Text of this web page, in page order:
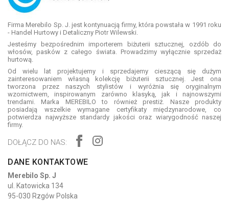
Firma Merebilo Sp. J. jest kontynuacją firmy, która powstała w 1991 roku
- Handel Hurtowy i Detaliczny Piotr Wilewski.
Jesteśmy bezpośrednim importerem biżuterii sztucznej, ozdób do
włosów, pasków z całego świata. Prowadzimy wyłącznie sprzedaż
hurtową.
Od wielu lat projektujemy i sprzedajemy cieszącą się dużym
zainteresowaniem własną kolekcję biżuterii sztucznej. Jest ona
tworzona przez naszych stylistów i wyróżnia się oryginalnym
wzornictwem, inspirowanym zarówno klasyką, jak i najnowszymi
trendami. Marka MEREBILO to również prestiż. Nasze produkty
posiadają wszelkie wymagane certyfikaty międzynarodowe, co
potwierdza najwyższe standardy jakości oraz wiarygodność naszej
firmy.
DOŁĄCZ DO NAS:
DANE KONTAKTOWE
Merebilo Sp. J
ul. Katowicka 134
95-030 Rzgów Polska